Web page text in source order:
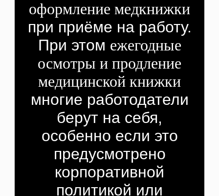
оформление медкнижки
при приёме на работу.
При этом ежегодные
осмотры и продление
медицинской книжки
многие работодатели
берут на себя,
особенно если это
предусмотрено
корпоративной
политикой или